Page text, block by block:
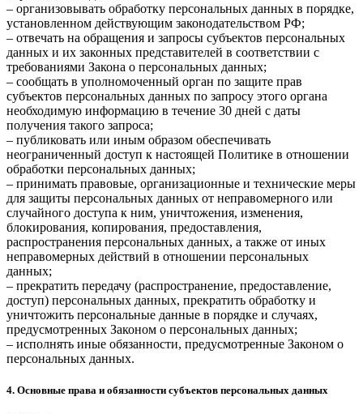
– организовывать обработку персональных данных в порядке,
установленном действующим законодательством РФ;
– отвечать на обращения и запросы субъектов персональных
данных и их законных представителей в соответствии с
требованиями Закона о персональных данных;
– сообщать в уполномоченный орган по защите прав
субъектов персональных данных по запросу этого органа
необходимую информацию в течение 30 дней с даты
получения такого запроса;
– публиковать или иным образом обеспечивать
неограниченный доступ к настоящей Политике в отношении
обработки персональных данных;
– принимать правовые, организационные и технические меры
для защиты персональных данных от неправомерного или
случайного доступа к ним, уничтожения, изменения,
блокирования, копирования, предоставления,
распространения персональных данных, а также от иных
неправомерных действий в отношении персональных
данных;
– прекратить передачу (распространение, предоставление,
доступ) персональных данных, прекратить обработку и
уничтожить персональные данные в порядке и случаях,
предусмотренных Законом о персональных данных;
– исполнять иные обязанности, предусмотренные Законом о
персональных данных.
4. Основные права и обязанности субъектов персональных данных